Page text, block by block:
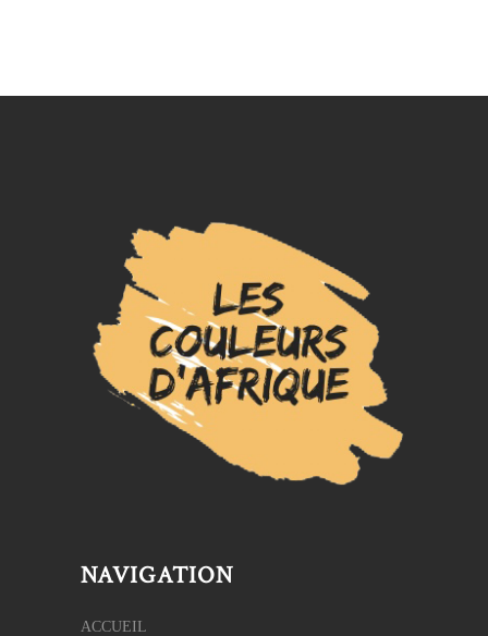
NAVIGATION
ACCUEIL